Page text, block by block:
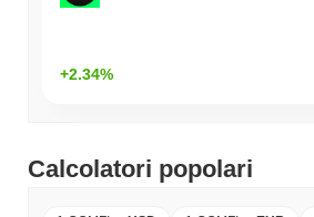
+2.34%
Calcolatori popolari